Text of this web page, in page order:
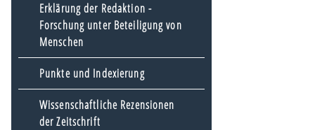
Erklärung der Redaktion -
Forschung unter Beteiligung von
Menschen
Punkte und Indexierung
Wissenschaftliche Rezensionen
der Zeitschrift